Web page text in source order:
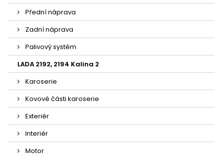
Přední náprava
Zadní náprava
Palivový systém
LADA 2192, 2194 Kalina 2
Karoserie
Kovové části karoserie
Exteriér
Interiér
Motor